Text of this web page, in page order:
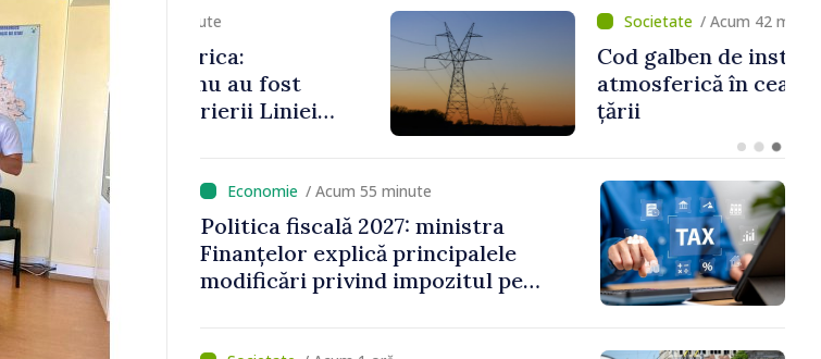
/ Acum 42 minute
Cod galben de instabilitate
atmosferică în cea mai mare parte a
țării
/ Acum 55 minute
Politica fiscală 2027: ministra
Finanțelor explică principalele
modificări privind impozitul pe